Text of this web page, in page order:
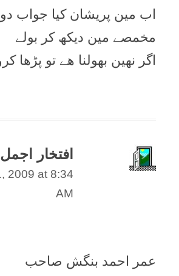
اب مین پریشان کیا جواب
مخمصے مین دیکھ کر بولے
اگر نھین بھولنا ھے تو پڑھا
افتخار
2009 at 8:34
AM
عمر احمد بنگش صاحب